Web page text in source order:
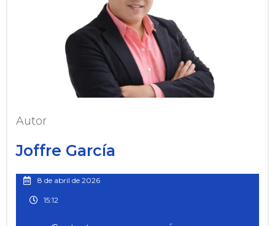
Autor
Joffre García
8 de abril de 2026
15:12